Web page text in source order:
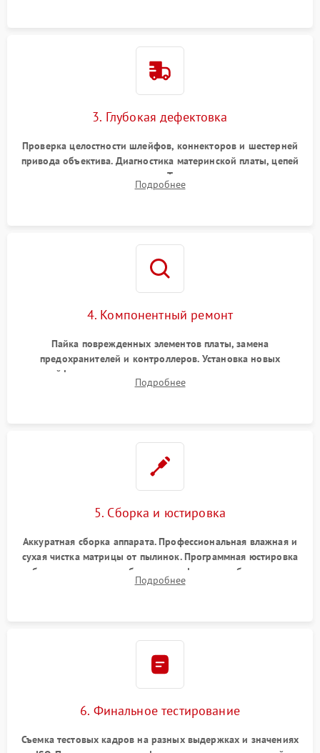
3. Глубокая дефектовка
Проверка целостности шлейфов, коннекторов и шестерней
привода объектива. Диагностика материнской платы, цепей
питания и картоприемника. Тестирование механизма
затвора и блока внутрикамерной стабилизации.
Подробнее
4. Компонентный ремонт
Пайка поврежденных элементов платы, замена
предохранителей и контроллеров. Установка новых
шлейфов, дисплея, механизма затвора или двигателя
автофокуса. Восстановление геометрии тубуса объектива
Подробнее
5. Сборка и юстировка
Аккуратная сборка аппарата. Профессиональная влажная и
сухая чистка матрицы от пылинок. Программная юстировка
рабочего отрезка, калибровка автофокуса, стабилизатора и
экспозамера с помощью сервисного ПО.
Подробнее
6. Финальное тестирование
Съемка тестовых кадров на разных выдержках и значениях